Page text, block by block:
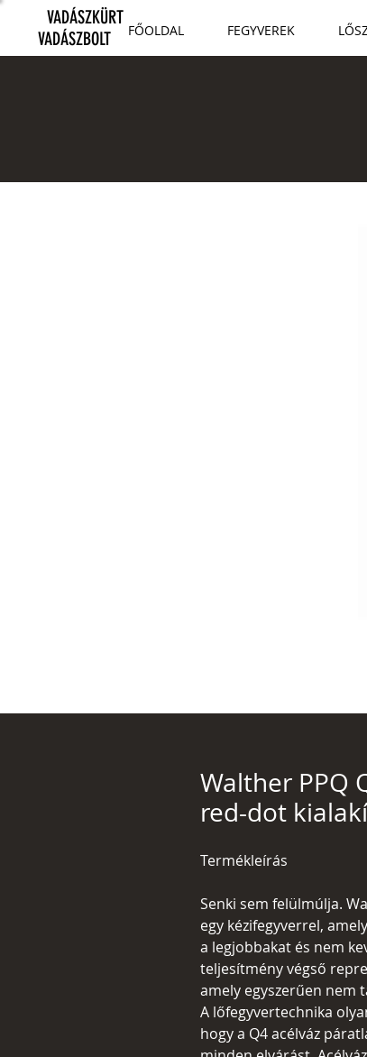
FŐOLDAL FEGYVEREK
VADÁSZKÜRT
VADÁSZBOLT
Walther PPQ
red-dot
Termékleírás
Senki sem felülmúlja.
egy kézifegyverrel,
a legjobbakat és nem
teljesítmény végső
amely egyszerűen nem
A lőfegyvertechnika
hogy a Q4 acélváz